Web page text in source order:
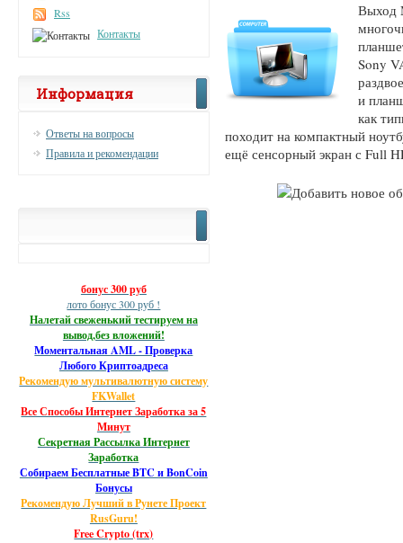
Выход
Sony
и
как
походит на компактный
ещё сенсорный экран с Full
Rss
Контакты
Информация
Ответы на вопросы
Правила и рекомендации
бонус 300 руб
лото бонус 300 руб !
Налетай свеженький тестируем на
вывод,без вложений!
Моментальная AML - Проверка
Любого Криптоадреса
Рекомендую мультивалютную систему
FKWallet
Все Способы Интернет Заработка за 5
Минут
Секретная Рассылка Интернет
Заработка
Собираем Бесплатные BTC и BonCoin
Бонусы
Рекомендую Лучший в Рунете Проект
RusGuru!
Free Crypto (trx)